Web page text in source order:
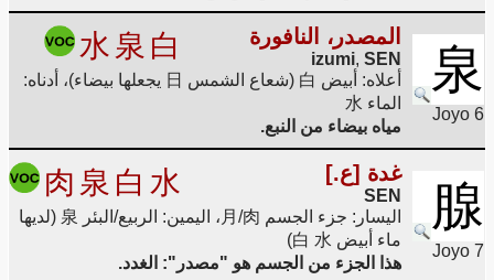
泉
Joyo 6
المصدر، النافورة
izumi, SEN
水 泉 白
أعلاه: أبيض 白 (شعاع الشمس 日 يجعلها بيضاء)، أدناه:
الماء 水
مياه بيضاء من النبع.
腺
Joyo 7
غدة [ع.]
SEN
肉 泉 白 水
اليسار: جزء الجسم 月/肉، اليمين: الربيع/البئر 泉 (لديها
ماء أبيض 白 水)
هذا الجزء من الجسم هو "مصدر": الغدد.